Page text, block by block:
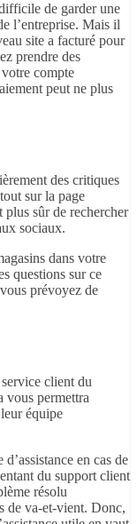
de garder une
l’entreprise. Mais il
site a facturé pour
prendre des
compte
peut ne plus
des critiques
sur la page
plus sûr de rechercher
sociaux.
dans votre
questions sur ce
prévoyez de
client du
vous permettra
équipe
en cas de
du support client
résolu
de va-et-vient. Donc,